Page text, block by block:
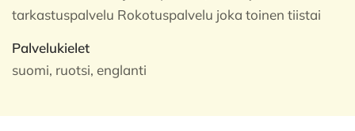
tarkastuspalvelu Rokotuspalvelu joka toinen tiistai
Palvelukielet
suomi, ruotsi, englanti